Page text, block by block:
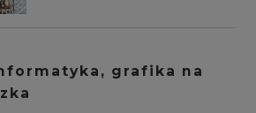
grafika na